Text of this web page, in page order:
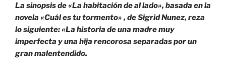
La sinopsis de «La habitación de al lado», basada en la
novela «Cuál es tu tormento» , de Sigrid Nunez, reza
lo siguiente: «La historia de una madre muy
imperfecta y una hija rencorosa separadas por un
gran malentendido.